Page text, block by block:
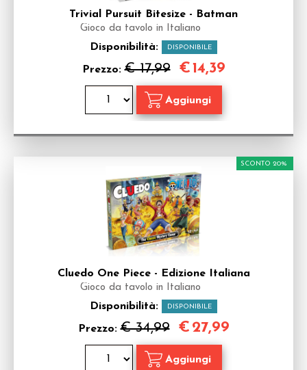
Trivial Pursuit Bitesize - Batman
Gioco da tavolo in Italiano
Disponibilità: DISPONIBILE
Prezzo:€ 17,99 €14,39
Cluedo One Piece - Edizione Italiana
Gioco da tavolo in Italiano
Disponibilità: DISPONIBILE
Prezzo:€ 34,99
SCONTO 20%
€ 27,99